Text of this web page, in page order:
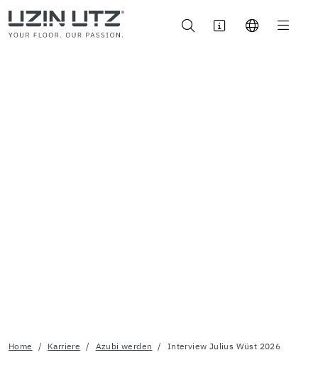
Home Karriere Azubi werden Interview Julius Wüst 2026